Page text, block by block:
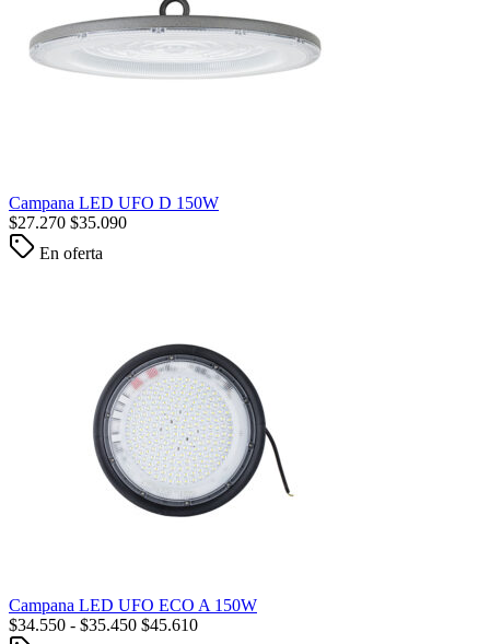
Campana LED UFO D 150W
$27.270 $35.090
En oferta
Campana LED UFO ECO A 150W
$34.550 - $35.450 $45.610